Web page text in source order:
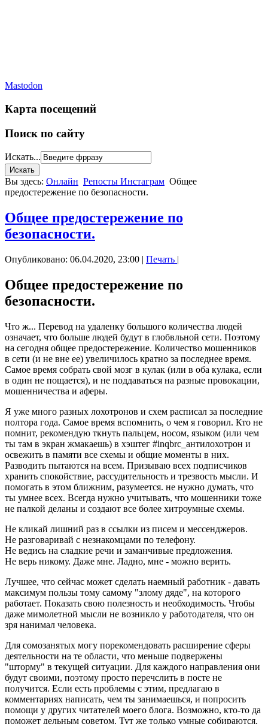
Mastodon
Карта посещений
Поиск по сайту
Искать...
Вы здесь: Онлайн Репосты Инстаграм Общее
предостережение по безопасности.
Общее предостережение по
безопасности.
Опубликовано: 06.04.2020, 23:00 | Печать |
Общее предостережение по
безопасности.
Что ж... Перевод на удаленку большого количества людей
означает, что больше людей будут в глобвльной сети. Поэтому
на сегодня общее предостережение. Количество мошенников
в сети (и не вне ее) увеличилось кратно за последнее время.
Самое время собрать свой мозг в кулак (или в оба кулака, если
в один не пощается), и не поддаваться на разные провокации,
мошенничества и аферы.
Я уже много разных лохотронов и схем расписал за последние
полтора года. Самое время вспомнить, о чем я говорил. Кто не
помнит, рекомендую ткнуть пальцем, носом, языком (или чем
ты там в экран жмакаешь) в хэштег #inqbrc_антилохотрон и
освежить в памяти все схемы и общие моменты в них.
Разводить пытаются на всем. Призываю всех подписчиков
хранить спокойствие, рассудительность и трезвость мысли. И
помогать в этом ближним, разумеется. не нужно думать, что
ты умнее всех. Всегда нужно учитывать, что мошенники тоже
не палкой деланы и создают все более хитроумные схемы.
Не кликай лишний раз в ссылки из писем и мессенджеров.
Не разговаривай с незнакомцами по телефону.
Не ведись на сладкие речи и заманчивые предложения.
Не верь никому. Даже мне. Ладно, мне - можно верить.
Лучшее, что сейчас может сделать наемный работник - давать
максимум пользы тому самому "злому дяде", на которого
работает. Показать свою полезность и необходимость. Чтобы
даже мимолетной мысли не возникло у работодателя, что он
зря нанимал человека.
Для сомозанятых могу порекомендовать расширение сферы
деятельности на те области, что меньше подвержены
"шторму" в текущей ситуации. Для каждого направления они
будут своими, поэтому просто перечслить в посте не
получится. Если есть проблемы с этим, предлагаю в
комментариях написать, чем ты занимаешься, и попросить
помощи у других читателей моего блога. Возможно, кто-то да
поможет дельным советом. Тут же только умные собираются.